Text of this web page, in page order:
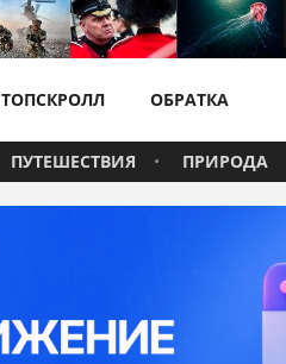
ТОПСКРОЛЛ ОБРАТКА
ПУТЕШЕСТВИЯ ПРИРОДА